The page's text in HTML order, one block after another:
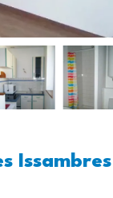
Issambres